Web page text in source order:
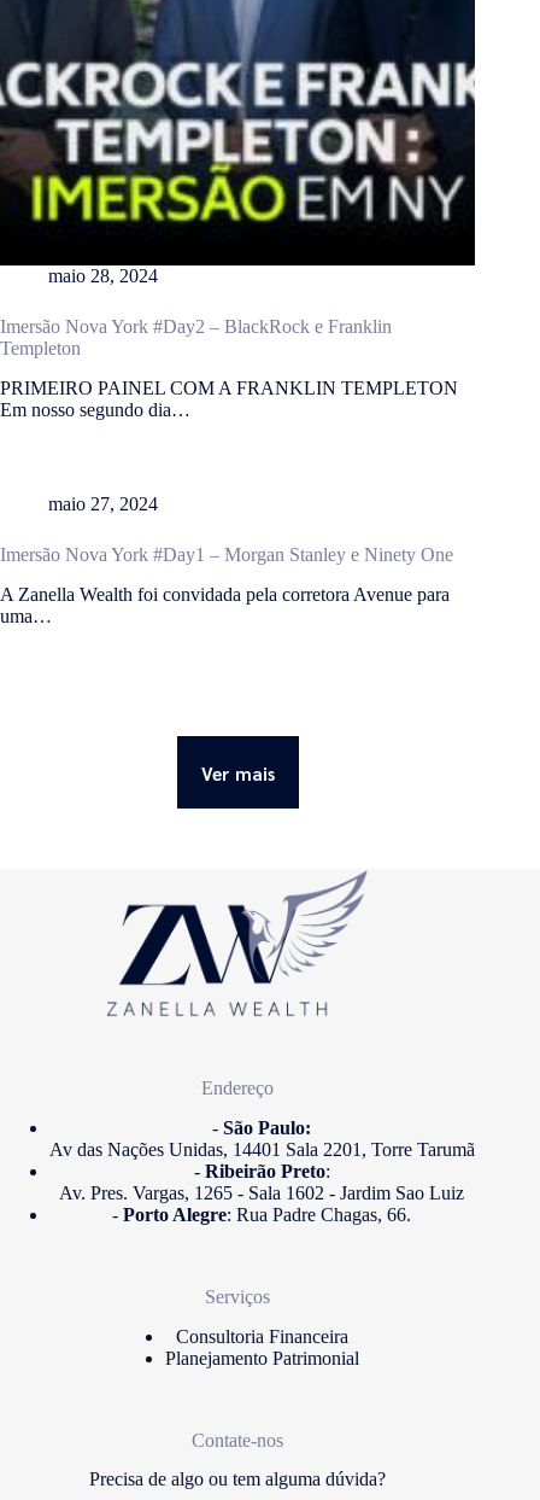
maio 28, 2024
Imersão Nova York #Day2 – BlackRock e Franklin
Templeton
PRIMEIRO PAINEL COM A FRANKLIN TEMPLETON
Em nosso segundo dia…
maio 27, 2024
Imersão Nova York #Day1 – Morgan Stanley e Ninety One
A Zanella Wealth foi convidada pela corretora Avenue para
uma…
Ver mais
Endereço
- São Paulo:
Av das Nações Unidas, 14401 Sala 2201, Torre Tarumã
-Ribeirão Preto:
Av. Pres. Vargas, 1265 - Sala 1602 - Jardim Sao Luiz
-Porto Alegre: Rua Padre Chagas, 66.
Serviços
Consultoria Financeira
Planejamento Patrimonial
Contate-nos
Precisa de algo ou tem alguma dúvida?